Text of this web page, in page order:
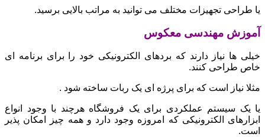
یا طراحی تجهیزات مختلف می توانید به مراتب بالایی برسید.
آموزش مهندسی معکوس
خیلی ها نیاز دارند که بردهای الکترونیکی خود را برای برنامه ای
خاص طراحی کنند.
مثلا نیاز است که برای پرژه ای یک ربات ساخته شود .
یا یک سیستم عملکردی برای یک فروشگاه هرچند با وجود انواع
ابزارهای الکترونیکی که امروزه وجود دارد و همه چیز امکان پذیر
است.